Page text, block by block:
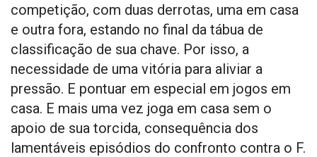
competição, com duas derrotas, uma em casa
e outra fora, estando no final da tábua de
classificação de sua chave. Por isso, a
necessidade de uma vitória para aliviar a
pressão. E pontuar em especial em jogos em
casa. E mais uma vez joga em casa sem o
apoio de sua torcida, consequência dos
lamentáveis episódios do confronto contra o F.